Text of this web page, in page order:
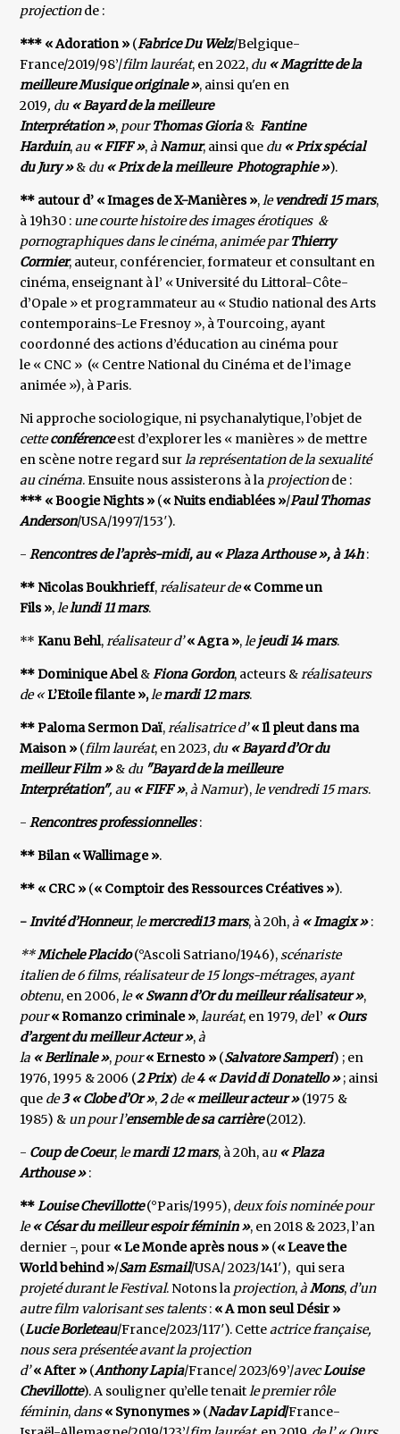
projectionde :
*** « Adoration » (Fabrice Du Welz/Belgique-
France/2019/98’/film lauréat, en 2022, du « Magritte de la
meilleure Musique originale », ainsi qu'en en
2019, du « Bayard de la meilleure
Interprétation », pourThomas Gioria&Fantine
Harduin,au « FIFF »,àNamur, ainsi que du « Prix spécial
du Jury »& du « Prix de la meilleure Photographie »).
** autour d’ « Images de X-Manières »,levendredi 15 mars,
à 19h30 : une courte histoire des images érotiques &
pornographiques dans le cinéma,animée parThierry
Cormier, auteur, conférencier, formateur et consultant en
cinéma, enseignant à l’ « Université du Littoral-Côte-
d’Opale » et programmateur au « Studio national des Arts
contemporains-Le Fresnoy », à Tourcoing, ayant
coordonné des actions d’éducation au cinéma pour
le « CNC » (« Centre National du Cinéma et de l’image
animée »), à Paris.
Ni approche sociologique, ni psychanalytique, l’objet de
cetteconférenceest d’explorer les « manières » de mettre
en scène notre regard surla représentation de la sexualité
au cinéma. Ensuite nous assisterons à la projectionde :
*** « Boogie Nights » (« Nuits endiablées »/Paul Thomas
Anderson/USA/1997/153′).
-Rencontres de l’après-midi, au « Plaza Arthouse », à 14h:
** Nicolas Boukhrieff,réalisateur de« Comme un
Fils »,lelundi 11 mars.
**Kanu Behl,réalisateur d’« Agra »,lejeudi 14 mars.
** Dominique Abel&Fiona Gordon, acteurs &réalisateurs
de «L’Etoile filante »,lemardi 12 mars.
** Paloma Sermon Daï,réalisatrice d’« Il pleut dans ma
Maison » (film lauréat, en 2023, du « Bayard d’Or du
meilleurFilm »& du "Bayard de la meilleure
Interprétation", au « FIFF »,à Namur),le vendredi 15 mars.
-Rencontres professionnelles:
** Bilan « Wallimage ».
** « CRC » (« Comptoir des Ressources Créatives »).
-Invité d’Honneur,lemercredi13 mars, à 20h,à « Imagix »:
**Michele Placido(°Ascoli Satriano/1946),scénariste
italien de 6 films,réalisateur de 15 longs-métrages,ayant
obtenu, en 2006,le« Swann d’Or du meilleur réalisateur »,
pour« Romanzo criminale »,lauréat, en 1979, del’ « Ours
d’argent du meilleur Acteur »,à
la « Berlinale », pour« Ernesto » (Salvatore Samperi) ; en
1976, 1995 & 2006 (2 Prix) de4 « David di Donatello »; ainsi
que de3 « Clobe d’Or »,2de« meilleur acteur »(1975 &
1985) & un pour l’ensemble de sa carrière(2012).
- Coup de Coeur,lemardi 12 mars, à 20h, au « Plaza
Arthouse »:
**Louise Chevillotte(°Paris/1995), deux fois nominée pour
le« César du meilleur espoir féminin », en 2018 & 2023, l’an
dernier -, pour « Le Monde après nous » (« Leave the
World behind »/Sam Esmail/USA/ 2023/141′), qui sera
projeté durant le Festival. Notons la projection,àMons, d’un
autre film valorisant ses talents: « A mon seul Désir »
(Lucie Borleteau/France/2023/117′). Cetteactrice française,
nous sera présentée avant la projection
d’« After » (Anthony Lapia/France/ 2023/69’/avecLouise
Chevillotte). A souligner qu’elle tenaitle premier rôle
féminin, dans« Synonymes » (Nadav Lapid/France-